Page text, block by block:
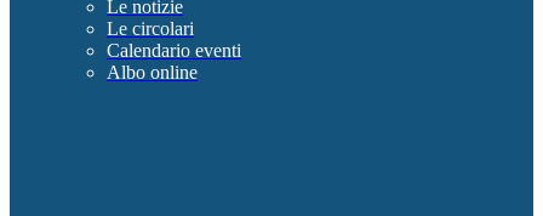
Le notizie
Le circolari
Calendario eventi
Albo online